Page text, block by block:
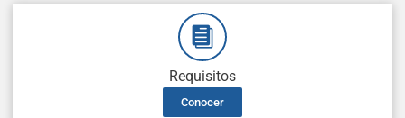
Requisitos
Conocer